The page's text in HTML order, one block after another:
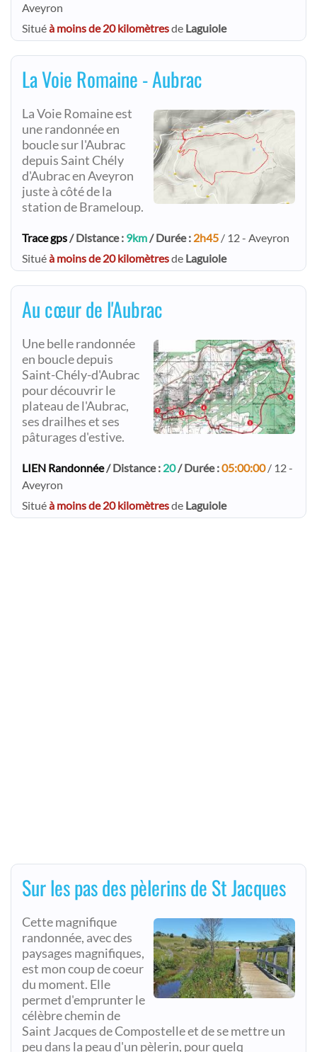
Aveyron
Situéà moins de 20 kilomètresde Laguiole
La Voie Romaine - Aubrac
La Voie Romaine est
une randonnée en
boucle sur l'Aubrac
depuis Saint Chély
d'Aubrac en Aveyron
juste à côté de la
station de Brameloup.
Trace gps/ Distance : 9km/ Durée : 2h45 / 12 - Aveyron
Situéà moins de 20 kilomètresde Laguiole
Au cœur de l'Aubrac
Une belle randonnée
en boucle depuis
Saint-Chély-d'Aubrac
pour découvrir le
plateau de l'Aubrac,
ses drailhes et ses
pâturages d'estive.
LIEN Randonnée/ Distance : 20/ Durée :05:00:00/ 12 -
Aveyron
Situéà moins de 20 kilomètresde Laguiole
Sur les pas des pèlerins de St Jacques
Cette magnifique
randonnée, avec des
paysages magnifiques,
est mon coup de coeur
du moment. Elle
permet d'emprunter le
célèbre chemin de
Saint Jacques de Compostelle et de se mettre un
peu dans la peau d'un pèlerin, pour quelq